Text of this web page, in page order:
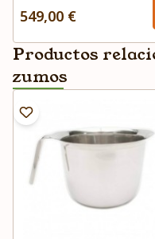
549,00 €
Productos
zumos